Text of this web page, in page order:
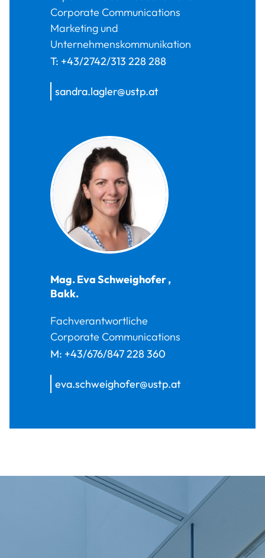
Corporate Communications
Marketing und
Unternehmenskommunikation
T: +43/2742/313 228 288
sandra.lagler@ustp.at
Mag.EvaSchweighofer,
Bakk.
Fachverantwortliche
Corporate Communications
M: +43/676/847 228 360
eva.schweighofer@ustp.at